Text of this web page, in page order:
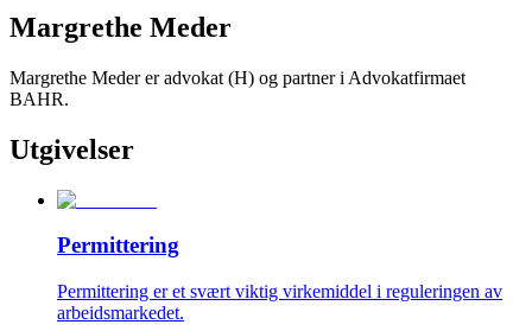
Margrethe Meder
Margrethe Meder er advokat (H) og partner i Advokatfirmaet
BAHR.
Utgivelser
Permittering
Permittering er et svært viktig virkemiddel i reguleringen av
arbeidsmarkedet.